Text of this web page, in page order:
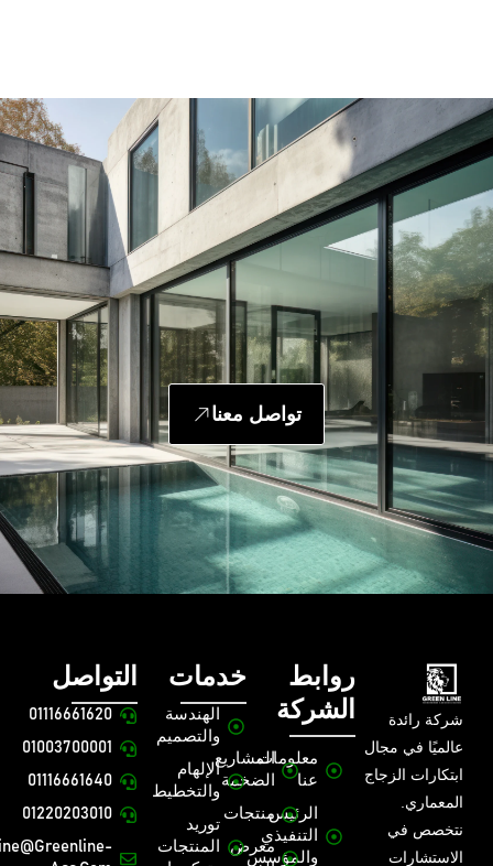
تواصل معنا
شركة رائدة
عالميًا في مجال
ابتكارات الزجاج
المعماري.
نتخصص في
الاستشارات
روابط
الشركة
معلومات
عنا
الرئيس
التنفيذي
والمؤسس
المشاريع
الضخمة
منتجات
معرض
خدمات
الهندسة
والتصميم
الإلهام
والتخطيط
توريد
المنتجات
التواصل
01116661620
01003700001
01116661640
01220203010